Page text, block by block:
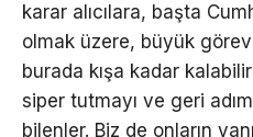
karar alıcılara, başta
olmak üzere, büyük
burada kışa kadar
siper tutmayı ve geri
bilenler. Biz de onların